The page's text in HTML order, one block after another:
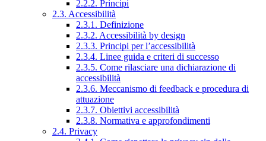
2.2.2. Principi
2.3. Accessibilità
2.3.1. Definizione
2.3.2. Accessibilità by design
2.3.3. Principi per l’accessibilità
2.3.4. Linee guida e criteri di successo
2.3.5. Come rilasciare una dichiarazione di
accessibilità
2.3.6. Meccanismo di feedback e procedura di
attuazione
2.3.7. Obiettivi accessibilità
2.3.8. Normativa e approfondimenti
2.4. Privacy